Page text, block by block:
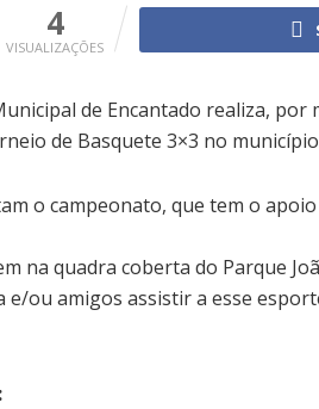
4
VISUALIZAÇÕES
de Encantado realiza,
de Basquete 3×3 no
o campeonato, que tem o
na quadra coberta do Parque
e/ou amigos assistir a esse